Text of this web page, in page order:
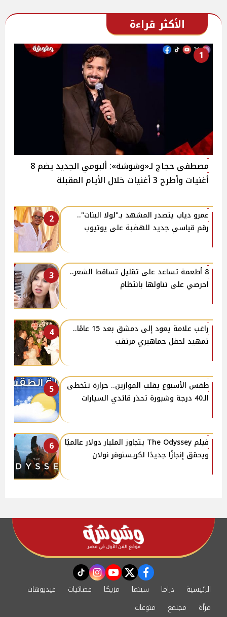
الأكثر قراءة
1
مصطفى حجاج لـ«وشوشة»: ألبومي الجديد يضم 8
أغنيات وأطرح 3 أغنيات خلال الأيام المقبلة
2
عمرو دياب يتصدر المشهد بـ"لولا البنات"..
رقم قياسي جديد للهضبة على يوتيوب
3
8 أطعمة تساعد على تقليل تساقط الشعر..
احرصي على تناولها بانتظام
4
راغب علامة يعود إلى دمشق بعد 15 عامًا..
تمهيد لحفل جماهيري مرتقب
5
طقس الأسبوع يقلب الموازين.. حرارة تتخطى
الـ40 درجة وشبورة تحذر قائدي السيارات
6
فيلم The Odyssey يتجاوز المليار دولار عالميًا
ويحقق إنجازًا جديدًا لكريستوفر نولان
facebook
twitter
youtube
instagram
tiktok
الرئيسية دراما سينما مزيكا فضائيات
فيديوهات
مرأة
مجتمع منوعات